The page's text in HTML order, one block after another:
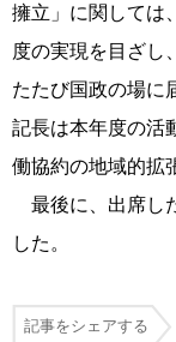
擁立」に関しては
度の実現を目ざし
たたび国政の場に
記長は本年度の活
働協約の地域的拡
最後に、出席し
した。
記事をシェアする